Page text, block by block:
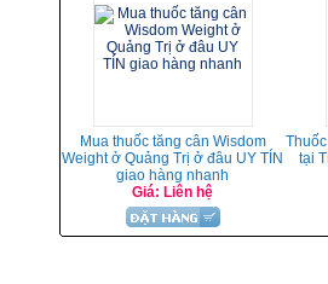
Mua thuốc tăng cân Wisdom
Weight ở Quảng Trị ở đâu UY TÍN
giao hàng nhanh
Giá: Liên hệ
tại